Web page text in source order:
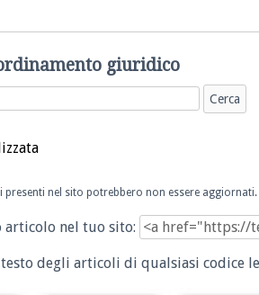
giuridico
presenti nel sito potrebbero non essere aggiornati.
articolo nel tuo sito:
degli articoli di qualsiasi codice